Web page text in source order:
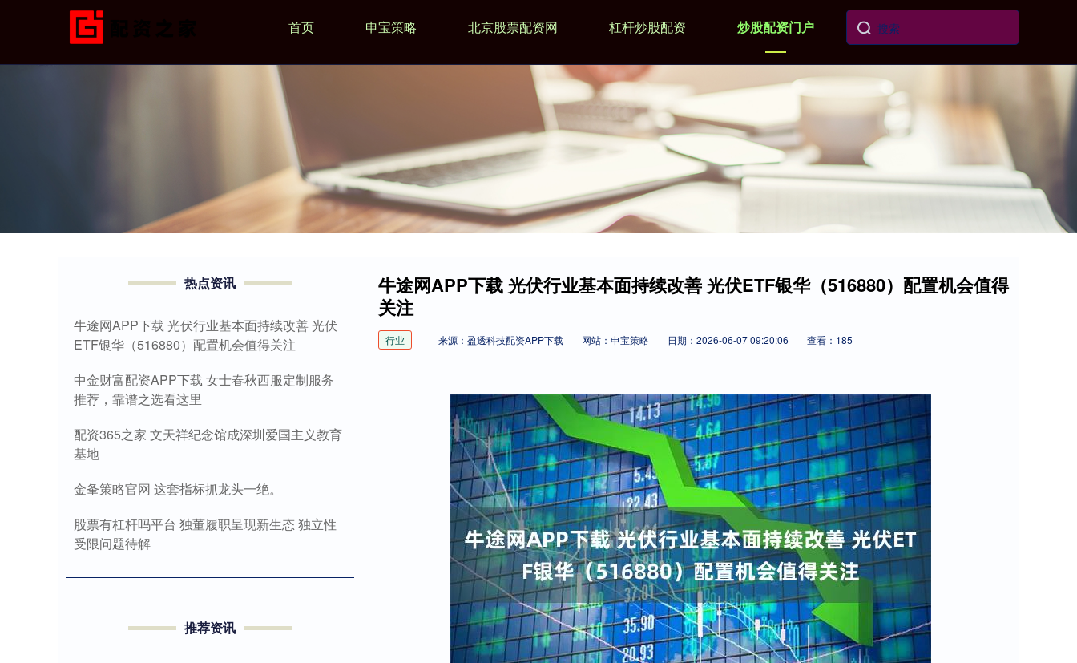
首页 申宝策略 北京股票配资网 杠杆炒股配资 炒股配资门户
牛途网APP下载 光伏行业基本面持续改善 光伏ETF银华（516880）配置机会值得
关注
行业 来源：盈透科技配资APP下载 网站：申宝策略 日期：2026-06-07 09:20:06 查看：185
热点资讯
牛途网APP下载 光伏行业基本面持续改善 光伏
ETF银华（516880）配置机会值得关注
中金财富配资APP下载 女士春秋西服定制服务
推荐，靠谱之选看这里
配资365之家 文天祥纪念馆成深圳爱国主义教育
基地
金夆策略官网 这套指标抓龙头一绝。
股票有杠杆吗平台 独董履职呈现新生态 独立性
受限问题待解
推荐资讯